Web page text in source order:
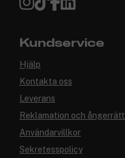
Kundservice
Hjälp
Kontakta oss
Leverans
Reklamation och ångerrätt
Användarvillkor
Sekretesspolicy